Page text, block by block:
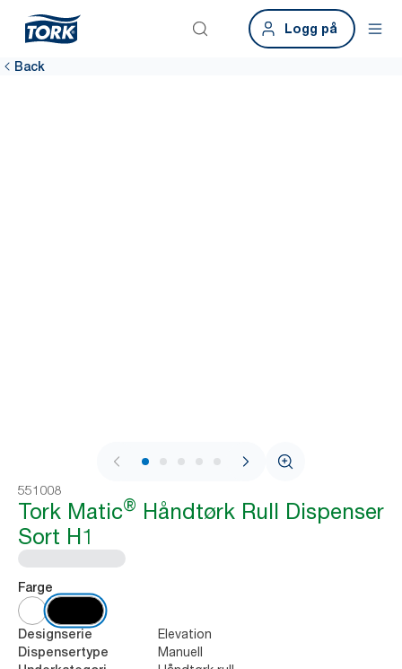
Logg på
Back
1 / 10
551008
Tork Matic® Håndtørk Rull Dispenser
Sort H1
Farge
Designserie Elevation
Dispensertype Manuell